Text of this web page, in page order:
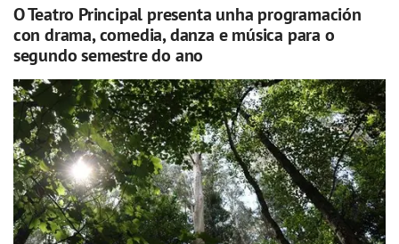
O Teatro Principal presenta unha programación
con drama, comedia, danza e música para o
segundo semestre do ano